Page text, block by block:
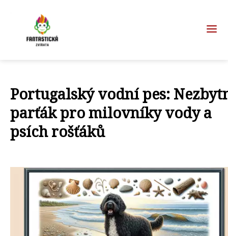
Portugalský vodní pes:
parťák pro milovníky vody a
psích rošťáků